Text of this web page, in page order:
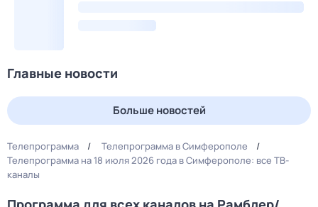
Главные новости
Больше новостей
Телепрограмма
Телепрограмма в Симферополе
Телепрограмма на 18 июля 2026 года в Симферополе: все ТВ-
каналы